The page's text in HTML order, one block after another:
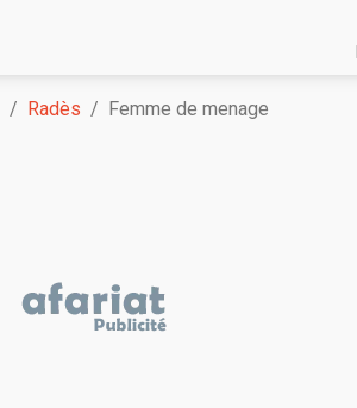
Radès Femme de menage